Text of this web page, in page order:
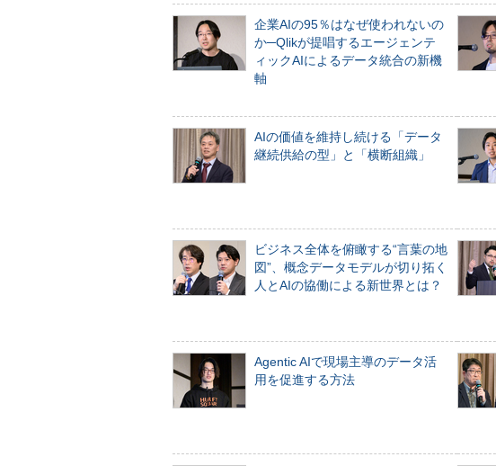
企業AIの95％はなぜ使われないの
か─Qlikが提唱するエージェンテ
ィックAIによるデータ統合の新機
軸
AIの価値を維持し続ける「データ
継続供給の型」と「横断組織」
ビジネス全体を俯瞰する“言葉の地
図”、概念データモデルが切り拓く
人とAIの協働による新世界とは？
Agentic AIで現場主導のデータ活
用を促進する方法